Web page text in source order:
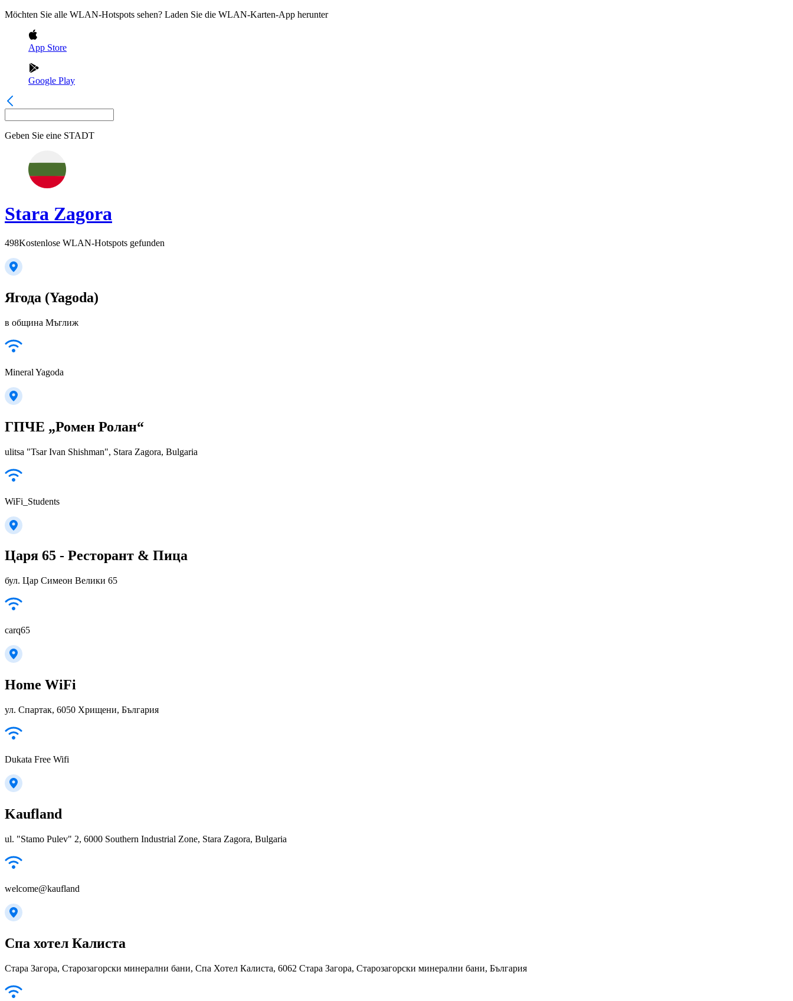
Möchten Sie alle WLAN-Hotspots sehen? Laden Sie die WLAN-Karten-App herunter
App Store
Google Play
Geben Sie eine STADT
Stara Zagora
498Kostenlose WLAN-Hotspots gefunden
Ягода (Yagoda)
в община Мъглиж
Mineral Yagoda
ГПЧЕ „Ромен Ролан“
ulitsa "Tsar Ivan Shishman", Stara Zagora, Bulgaria
WiFi_Students
Царя 65 - Ресторант & Пица
бул. Цар Симеон Велики 65
carq65
Home WiFi
ул. Спартак, 6050 Хрищени, България
Dukata Free Wifi
Kaufland
ul. "Stamo Pulev" 2, 6000 Southern Industrial Zone, Stara Zagora, Bulgaria
welcome@kaufland
Спа хотел Калиста
Стара Загора, Старозагорски минерални бани, Спа Хотел Калиста, 6062 Стара Загора, Старозагорски минерални бани, България